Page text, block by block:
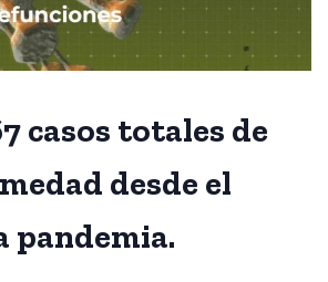
casos totales de
desde el
pandemia.